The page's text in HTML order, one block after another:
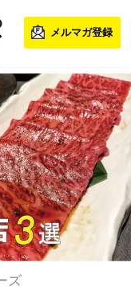
メルマガ登録
ズ